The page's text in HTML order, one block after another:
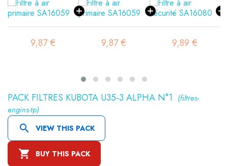
9,87 € 9,87 € 9,89 €
PACK FILTRES KUBOTA U35-3 ALPHA N°1 (filtres-
engins-tp)
 VIEW THIS PACK
 BUY THIS PACK